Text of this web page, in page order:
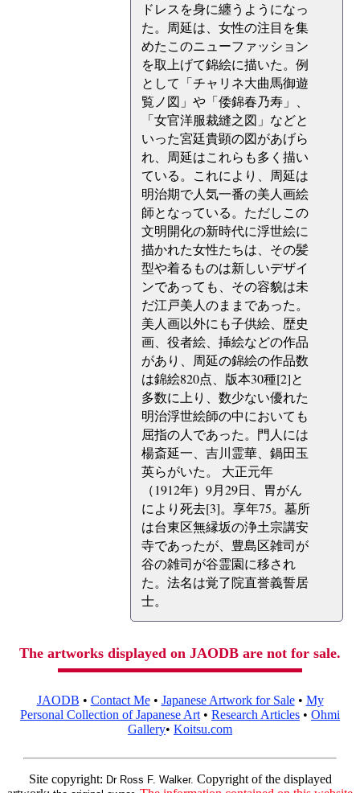
ドレスを身に纏うようになっ
た。周延は、女性の注目を集
めたこのニューファッション
を取上げて錦絵に描いた。例
として「チャリネ大曲馬御遊
覧ノ図」や「倭錦春乃寿」、
「女官洋服裁縫之図」などと
いった宮廷貴顕の図があげら
れ、周延はこれらも多く描い
ている。これにより、周延は
明治期で人気一番の美人画絵
師となっている。ただしこの
文明開化の新時代に浮世絵に
描かれた女性たちは、その髪
型や着るものは新しいデザイ
ンであっても、その容貌は未
だ江戸美人のままであった。
美人画以外にも子供絵、歴史
画、役者絵、挿絵などの作品
があり、周延の錦絵の作品数
は錦絵820点、版本30種[2]と
多数に上り、数少ない優れた
明治浮世絵師の中においても
屈指の人であった。門人には
楊斎延一、吉川霊華、鍋田玉
英らがいた。 大正元年
（1912年）9月29日、胃がん
により死去[3]。享年75。墓所
は台東区無縁坂の浄土宗講安
寺であったが、豊島区雑司が
谷の雑司が谷霊園に移され
た。法名は覚了院直誉義誓居
士。
The artworks displayed on JAODB are not for sale.
JAODB • Contact Me• Japanese Artwork for Sale• My
Personal Collection of Japanese Art • Research Articles • Ohmi
Gallery• Koitsu.com
Site copyright: Dr Ross F. Walker. Copyright of the displayed